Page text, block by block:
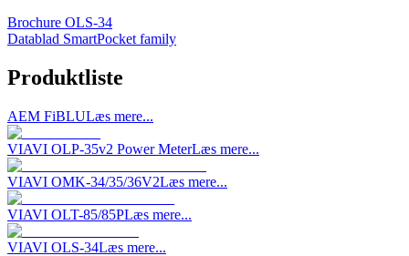
Brochure OLS-34
Datablad SmartPocket family
Produktliste
AEM FiBLULæs mere...
VIAVI OLP-35v2 Power MeterLæs mere...
VIAVI OMK-34/35/36V2Læs mere...
VIAVI OLT-85/85PLæs mere...
VIAVI OLS-34Læs mere...